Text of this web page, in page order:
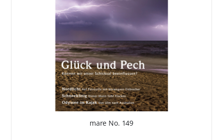
mare No. 149